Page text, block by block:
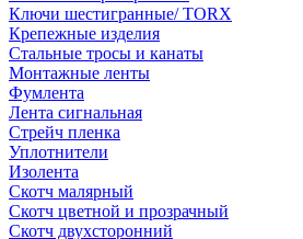
Ключи шестигранные/ TORX
Крепежные изделия
Стальные тросы и канаты
Монтажные ленты
Фумлента
Лента сигнальная
Стрейч пленка
Уплотнители
Изолента
Скотч малярный
Скотч цветной и прозрачный
Скотч двухсторонний